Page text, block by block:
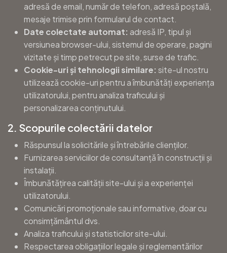
adresă de email, număr de telefon, adresă poștală,
mesaje trimise prin formularul de contact.
Date colectate automat: adresă IP, tipul și
versiunea browser-ului, sistemul de operare, pagini
vizitate și timp petrecut pe site, surse de trafic.
Cookie-uri și tehnologii similare: site-ul nostru
utilizează cookie-uri pentru a îmbunătăți experiența
utilizatorului, pentru analiza traficului și
personalizarea conținutului.
2. Scopurile colectării datelor
Răspunsul la solicitările și întrebările clienților.
Furnizarea serviciilor de consultanță în construcții și
instalații.
Îmbunătățirea calității site-ului și a experienței
utilizatorului.
Comunicări promoționale sau informative, doar cu
consimțământul dvs.
Analiza traficului și statisticilor site-ului.
Respectarea obligațiilor legale și reglementărilor